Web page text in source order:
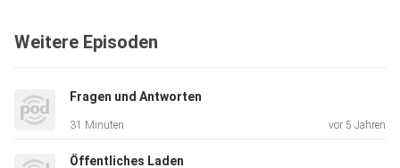
Weitere Episoden
Fragen und Antworten
31 Minuten vor 5 Jahren
Öffentliches Laden